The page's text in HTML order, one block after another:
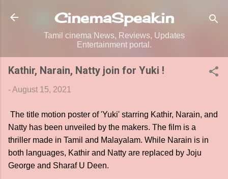
Skip to main content
CinemaSpeak.in
Tamil cinema News, Reviews, Updates
Entertainment portal.
Kathir, Narain, Natty join for Yuki !
-August 15, 2021
The title motion poster of 'Yuki' starring Kathir, Narain, and
Natty has been unveiled by the makers. The film is a
thriller made in Tamil and Malayalam. While Narain is in
both languages, Kathir and Natty are replaced by Joju
George and Sharaf U Deen.